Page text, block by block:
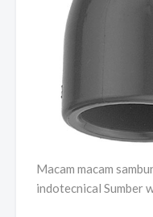
Macam macam
indotecnical Sumber